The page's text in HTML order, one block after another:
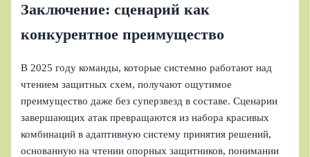
Заключение: сценарий как
конкурентное преимущество
В 2025 году команды, которые системно работают над
чтением защитных схем, получают ощутимое
преимущество даже без суперзвезд в составе. Сценарии
завершающих атак превращаются из набора красивых
комбинаций в адаптивную систему принятия решений,
основанную на чтении опорных защитников, понимании